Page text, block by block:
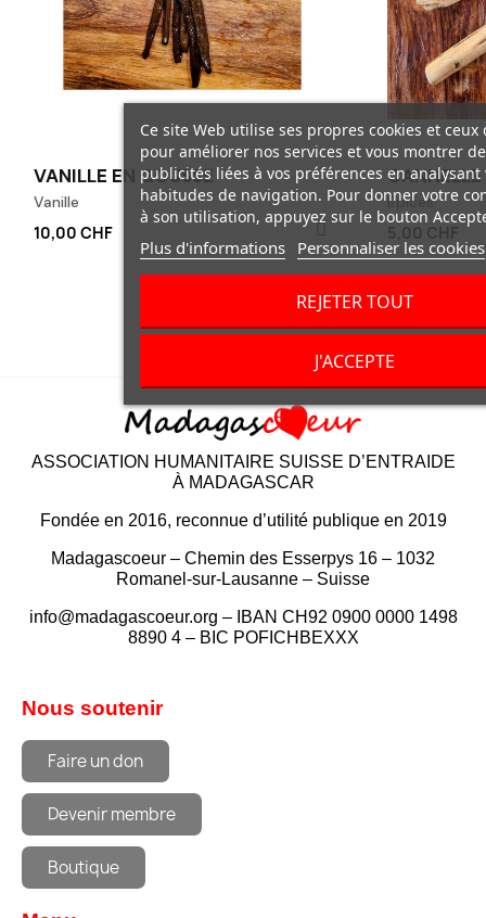
VANILLE EN GOUSSE
Vanille
10,00 CHF
Epices
5,00 CHF
ASSOCIATION HUMANITAIRE SUISSE D’ENTRAIDE
À MADAGASCAR
Fondée en 2016, reconnue d’utilité publique en 2019
Madagascoeur – Chemin des Esserpys 16 – 1032
Romanel-sur-Lausanne – Suisse
info@madagascoeur.org – IBAN CH92 0900 0000 1498
8890 4 – BIC POFICHBEXXX
Nous soutenir
Faire un don
Devenir membre
Boutique
Ce site Web utilise ses propres cookies et ceux
pour améliorer nos services et vous montrer
publicités liées à vos préférences en analysant
habitudes de navigation. Pour donner votre
à son utilisation, appuyez sur le bouton
Plus d'informations Personnaliser les cookies
REJETER TOUT
J'ACCEPTE